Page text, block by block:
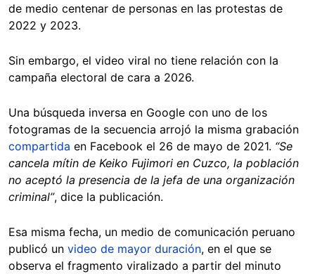
de medio centenar de personas en las protestas de
2022 y 2023.
Sin embargo, el video viral no tiene relación con la
campaña electoral de cara a 2026.
Una búsqueda inversa en Google con uno de los
fotogramas de la secuencia arrojó la misma grabación
compartida en Facebook el 26 de mayo de 2021. “Se
cancela mítin de Keiko Fujimori en Cuzco, la población
no aceptó la presencia de la jefa de una organización
criminal”, dice la publicación.
Esa misma fecha, un medio de comunicación peruano
publicó un video de mayor duración, en el que se
observa el fragmento viralizado a partir del minuto